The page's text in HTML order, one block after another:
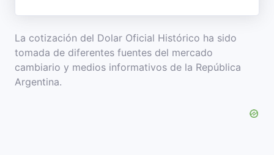
La cotización del Dolar Oficial Histórico ha sido
tomada de diferentes fuentes del mercado
cambiario y medios informativos de la República
Argentina.